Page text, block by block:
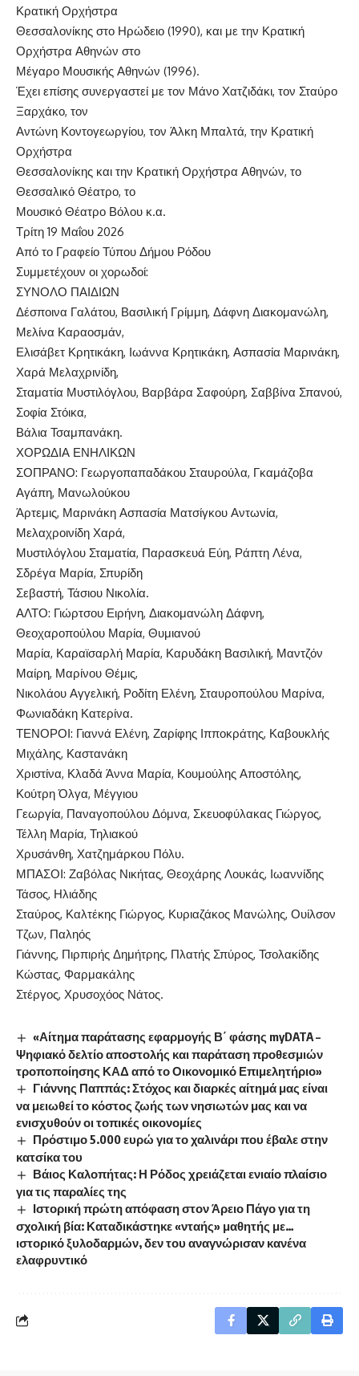
Κρατική Ορχήστρα
Θεσσαλονίκης στο Ηρώδειο (1990), και με την Κρατική
Ορχήστρα Αθηνών στο
Μέγαρο Μουσικής Αθηνών (1996).
Έχει επίσης συνεργαστεί με τον Μάνο Χατζιδάκι, τον Σταύρο
Ξαρχάκο, τον
Αντώνη Κοντογεωργίου, τον Άλκη Μπαλτά, την Κρατική
Ορχήστρα
Θεσσαλονίκης και την Κρατική Ορχήστρα Αθηνών, το
Θεσσαλικό Θέατρο, το
Μουσικό Θέατρο Βόλου κ.α.
Τρίτη 19 Μαΐου 2026
Από το Γραφείο Τύπου Δήμου Ρόδου
Συμμετέχουν οι χορωδοί:
ΣΥΝΟΛΟ ΠΑΙΔΙΩΝ
Δέσποινα Γαλάτου, Βασιλική Γρίμμη, Δάφνη Διακομανώλη,
Μελίνα Καραοσμάν,
Ελισάβετ Κρητικάκη, Ιωάννα Κρητικάκη, Ασπασία Μαρινάκη,
Χαρά Μελαχρινίδη,
Σταματία Μυστιλόγλου, Βαρβάρα Σαφούρη, Σαββίνα Σπανού,
Σοφία Στόικα,
Βάλια Τσαμπανάκη.
ΧΟΡΩΔΙΑ ΕΝΗΛΙΚΩΝ
ΣΟΠΡΑΝΟ: Γεωργοπαπαδάκου Σταυρούλα, Γκαμάζοβα
Αγάπη, Μανωλούκου
Άρτεμις, Μαρινάκη Ασπασία Ματσίγκου Αντωνία,
Μελαχροινίδη Χαρά,
Μυστιλόγλου Σταματία, Παρασκευά Εύη, Ράπτη Λένα,
Σδρέγα Μαρία, Σπυρίδη
Σεβαστή, Τάσιου Νικολία.
ΑΛΤΟ: Γιώρτσου Ειρήνη, Διακομανώλη Δάφνη,
Θεοχαροπούλου Μαρία, Θυμιανού
Μαρία, Καραϊσαρλή Μαρία, Καρυδάκη Βασιλική, Μαντζόν
Μαίρη, Μαρίνου Θέμις,
Νικολάου Αγγελική, Ροδίτη Ελένη, Σταυροπούλου Μαρίνα,
Φωνιαδάκη Κατερίνα.
ΤΕΝΟΡΟΙ: Γιαννά Ελένη, Ζαρίφης Ιπποκράτης, Καβουκλής
Μιχάλης, Καστανάκη
Χριστίνα, Κλαδά Άννα Μαρία, Κουμούλης Αποστόλης,
Κούτρη Όλγα, Μέγγιου
Γεωργία, Παναγοπούλου Δόμνα, Σκευοφύλακας Γιώργος,
Τέλλη Μαρία, Τηλιακού
Χρυσάνθη, Χατζημάρκου Πόλυ.
ΜΠΑΣΟΙ: Ζαβόλας Νικήτας, Θεοχάρης Λουκάς, Ιωαννίδης
Τάσος, Ηλιάδης
Σταύρος, Καλτέκης Γιώργος, Κυριαζάκος Μανώλης, Ουίλσον
Τζων, Παληός
Γιάννης, Πιρπιρής Δημήτρης, Πλατής Σπύρος, Τσολακίδης
Κώστας, Φαρμακάλης
Στέργος, Χρυσοχόος Νάτος.
«Αίτημα παράτασης εφαρμογής Β΄ φάσης myDATA –
Ψηφιακό δελτίο αποστολής και παράταση προθεσμιών
τροποποίησης ΚΑΔ από το Οικονομικό Επιμελητήριο»
Γιάννης Παππάς: Στόχος και διαρκές αίτημά μας είναι
να μειωθεί το κόστος ζωής των νησιωτών μας και να
ενισχυθούν οι τοπικές οικονομίες
Πρόστιμο 5.000 ευρώ για το χαλινάρι που έβαλε στην
κατσίκα του
Βάιος Καλοπήτας: Η Ρόδος χρειάζεται ενιαίο πλαίσιο
για τις παραλίες της
Ιστορική πρώτη απόφαση στον Άρειο Πάγο για τη
σχολική βία: Καταδικάστηκε «νταής» μαθητής με…
ιστορικό ξυλοδαρμών, δεν του αναγνώρισαν κανένα
ελαφρυντικό